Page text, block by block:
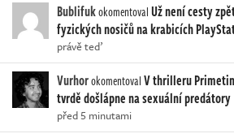
BublifukokomentovalUž není cesty
fyzických nosičů na krabicích
právě teď
VurhorokomentovalV thrilleru
tvrdě došlápne na sexuální predátory
před 5 minutami